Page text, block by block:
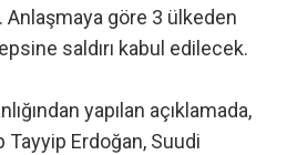
Anlaşmaya göre 3 ülkeden
saldırı kabul edilecek.
yapılan açıklamada,
Tayyip Erdoğan, Suudi